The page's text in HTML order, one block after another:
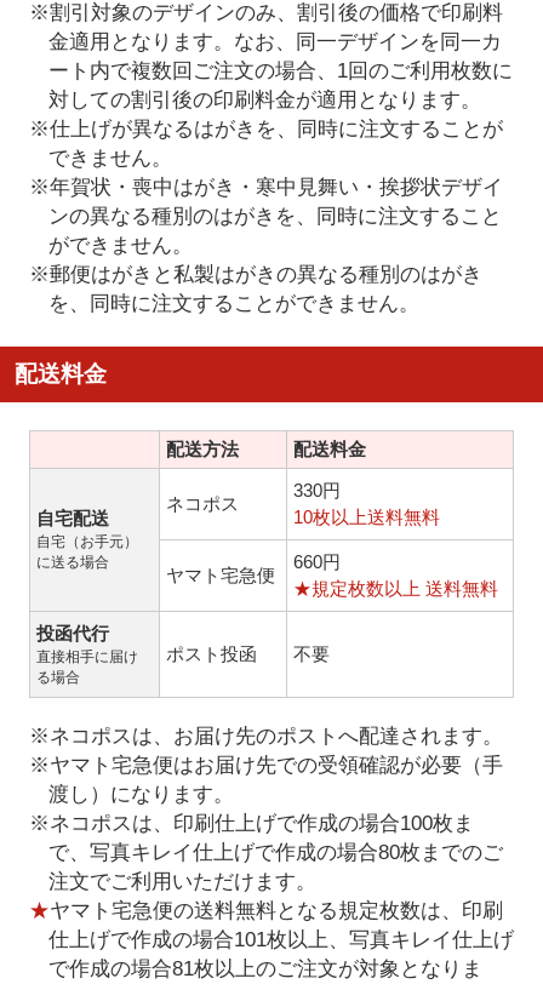
※割引対象のデザインのみ、割引後の価格で印刷料
金適用となります。なお、同一デザインを同一カ
ート内で複数回ご注文の場合、1回のご利用枚数に
対しての割引後の印刷料金が適用となります。
※仕上げが異なるはがきを、同時に注文することが
できません。
※年賀状・喪中はがき・寒中見舞い・挨拶状デザイ
ンの異なる種別のはがきを、同時に注文すること
ができません。
※郵便はがきと私製はがきの異なる種別のはがき
を、同時に注文することができません。
配送料金
配送方法 配送料金
自宅配送
自宅（お手元）
に送る場合
ネコポス
330円
10枚以上送料無料
ヤマト宅急便
660円
★規定枚数以上 送料無料
投函代行
直接相手に届け
る場合
ポスト投函 不要
※ネコポスは、お届け先のポストへ配達されます。
※ヤマト宅急便はお届け先での受領確認が必要（手
渡し）になります。
※ネコポスは、印刷仕上げで作成の場合100枚ま
で、写真キレイ仕上げで作成の場合80枚までのご
注文でご利用いただけます。
★ヤマト宅急便の送料無料となる規定枚数は、印刷
仕上げで作成の場合101枚以上、写真キレイ仕上げ
で作成の場合81枚以上のご注文が対象となりま